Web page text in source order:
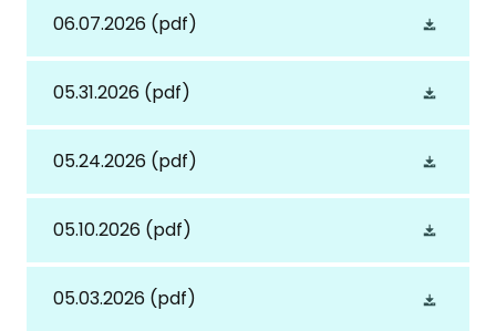
06.07.2026 (pdf)
05.31.2026 (pdf)
05.24.2026 (pdf)
05.10.2026 (pdf)
05.03.2026 (pdf)